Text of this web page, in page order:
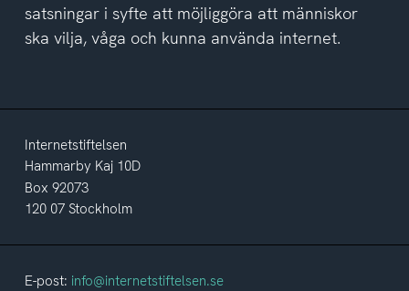
satsningar i syfte att möjliggöra att människor
ska vilja, våga och kunna använda internet.
Internetstiftelsen
Hammarby Kaj 10D
Box 92073
120 07 Stockholm
E-post: info@internetstiftelsen.se